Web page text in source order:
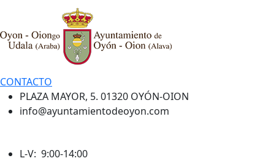
CONTACTO
PLAZA MAYOR, 5. 01320 OYÓN-OION
info@ayuntamientodeoyon.com
L-V: 9:00-14:00